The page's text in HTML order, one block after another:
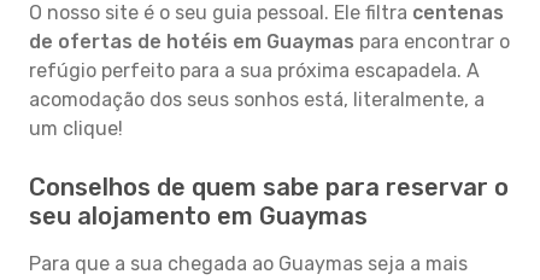
O nosso site é o seu guia pessoal. Ele filtra centenas
de ofertas de hotéis em Guaymas para encontrar o
refúgio perfeito para a sua próxima escapadela. A
acomodação dos seus sonhos está, literalmente, a
um clique!
Conselhos de quem sabe para reservar o
seu alojamento em Guaymas
Para que a sua chegada ao Guaymas seja a mais